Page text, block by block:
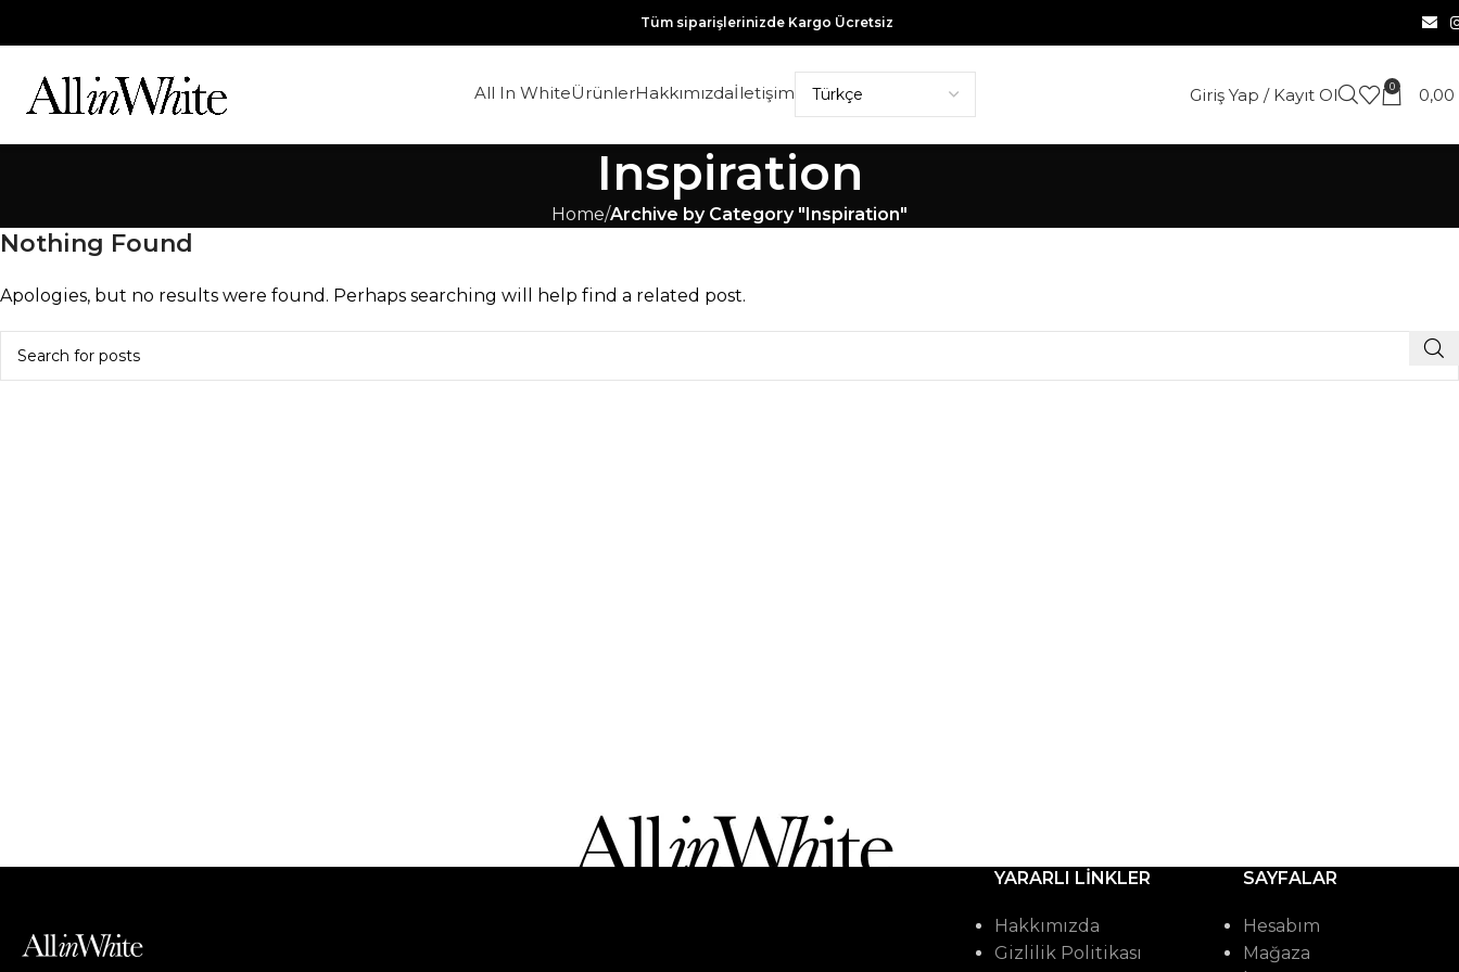
Tüm siparişlerinizde Kargo Ücretsiz
All In WhiteÜrünlerHakkımızdaİletişim Giriş Yap / Kayıt Ol 0 0,00
Inspiration
Home Archive by Category "Inspiration"
Nothing Found
Apologies, but no results were found. Perhaps searching will help find a related post.
YARARLI LINKLER
Hakkımızda
Gizlilik Politikası
SAYFALAR
Hesabım
Mağaza